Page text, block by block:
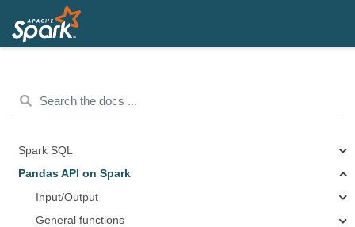
Spark SQL
Pandas API on Spark
Input/Output
General functions